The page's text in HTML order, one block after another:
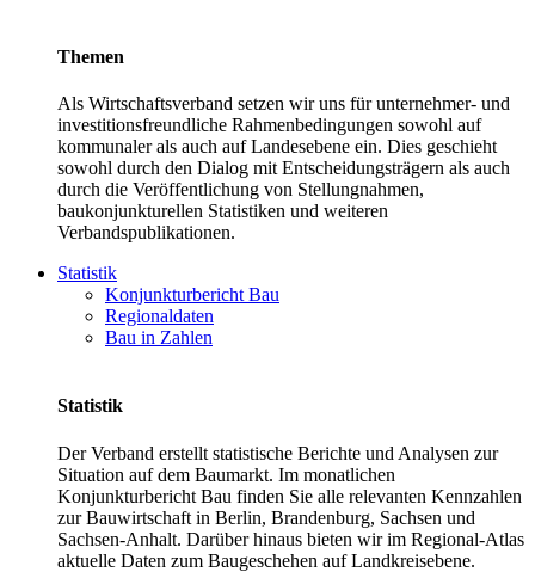
Themen
Als Wirtschaftsverband setzen wir uns für unternehmer- und
investitionsfreundliche Rahmenbedingungen sowohl auf
kommunaler als auch auf Landesebene ein. Dies geschieht
sowohl durch den Dialog mit Entscheidungsträgern als auch
durch die Veröffentlichung von Stellungnahmen,
baukonjunkturellen Statistiken und weiteren
Verbandspublikationen.
Statistik
Konjunkturbericht Bau
Regionaldaten
Bau in Zahlen
Statistik
Der Verband erstellt statistische Berichte und Analysen zur
Situation auf dem Baumarkt. Im monatlichen
Konjunkturbericht Bau finden Sie alle relevanten Kennzahlen
zur Bauwirtschaft in Berlin, Brandenburg, Sachsen und
Sachsen-Anhalt. Darüber hinaus bieten wir im Regional-Atlas
aktuelle Daten zum Baugeschehen auf Landkreisebene.